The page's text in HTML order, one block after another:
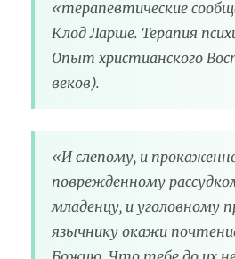
«терапевтические
Клод Ларше. Терапия
Опыт христианского
веков).
«И слепому, и
поврежденному
младенцу, и уголовному
язычнику окажи